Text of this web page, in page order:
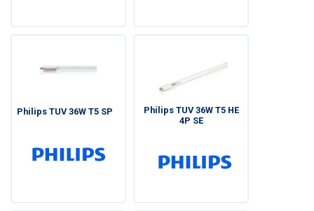
Philips TUV 36W T5 SP
Philips TUV 36W T5 HE
4P SE